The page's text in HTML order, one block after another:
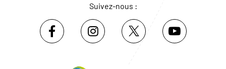
Suivez-nous :